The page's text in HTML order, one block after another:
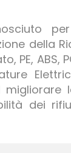
della
PE, ABS,
dei